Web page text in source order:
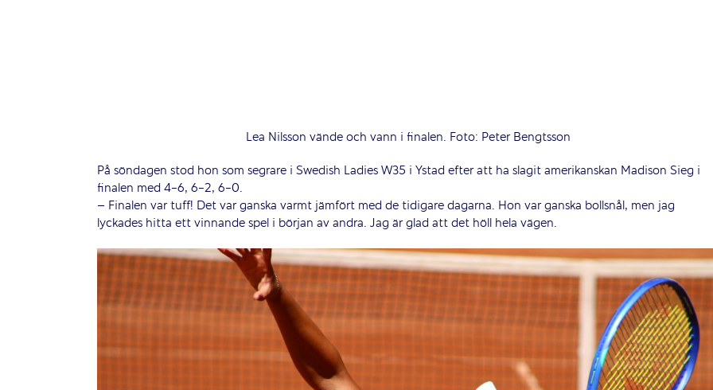
Lea Nilsson vände och vann i finalen. Foto: Peter Bengtsson
På söndagen stod hon som segrare i Swedish Ladies W35 i Ystad efter att ha slagit amerikanskan Madison Sieg i
finalen med 4-6, 6-2, 6-0.
– Finalen var tuff! Det var ganska varmt jämfört med de tidigare dagarna. Hon var ganska bollsnål, men jag
lyckades hitta ett vinnande spel i början av andra. Jag är glad att det höll hela vägen.